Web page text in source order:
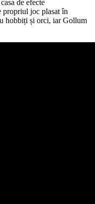
de efecte
propriul joc plasat în
hobbiți și orci, iar Gollum